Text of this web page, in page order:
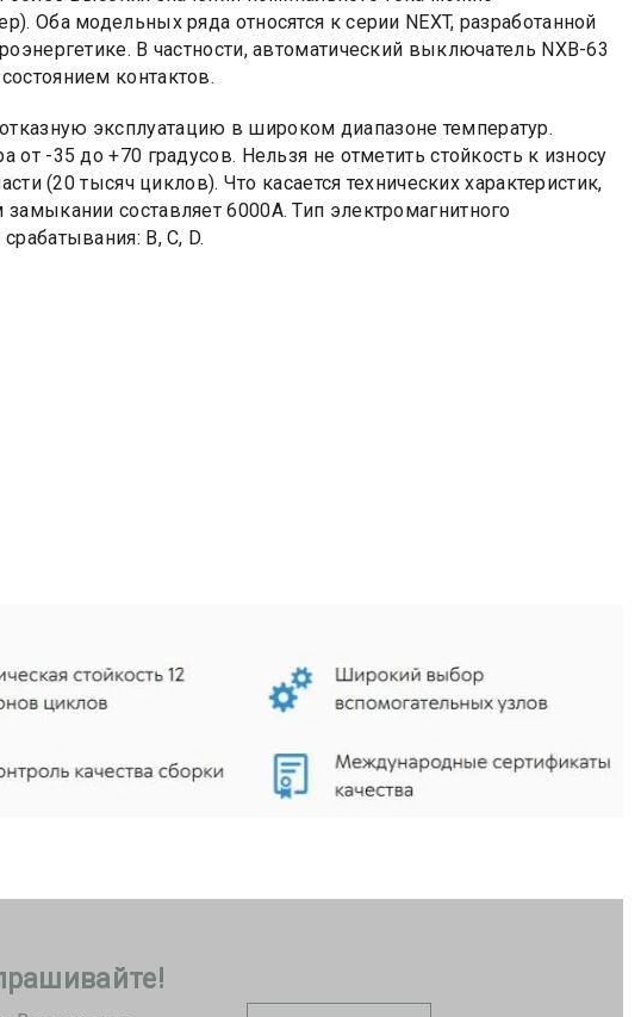
Оба модельных ряда относятся к серии NEXT, разработанной
В частности, автоматический выключатель NXB-63
контактов.
эксплуатацию в широком диапазоне температур.
-35 до +70 градусов. Нельзя не отметить стойкость к износу
(20 тысяч циклов). Что касается технических характеристик,
составляет 6000А. Тип электромагнитного
B, C, D.